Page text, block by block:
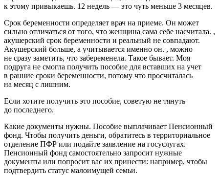
к этому привыкаешь. 12 недель — это чуть меньше 3 месяцев.
Срок беременности определяет врач на приеме. Он может
сильно отличаться от того, что женщина сама себе насчитала. ,
акушерский срок беременности и реальный не совпадают.
Акушерский больше, а учитывается именно он. , можно
не сразу заметить, что забеременела. Такое бывает. Моя
подруга не смогла получить пособие для вставших на учет
в ранние сроки беременности, потому что просчиталась
на месяц с лишним.
Если хотите получить это пособие, советую не тянуть
до последнего.
Какие документы нужны. Пособие выплачивает Пенсионный
фонд. Чтобы получить деньги, обратитесь в территориальное
отделение ПФР или подайте заявление на госуслугах.
Пенсионный фонд самостоятельно запросит нужные
документы или попросит вас их принести: например, чтобы
подтвердить статус малоимущей семьи.